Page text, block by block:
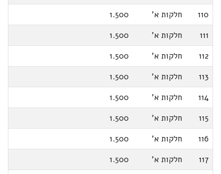
110
חלקות א'
1.500
111
חלקות א'
1.500
112
חלקות א'
1.500
113
חלקות א'
1.500
114
חלקות א'
1.500
115
חלקות א'
1.500
116
חלקות א'
1.500
117
חלקות א'
1.500